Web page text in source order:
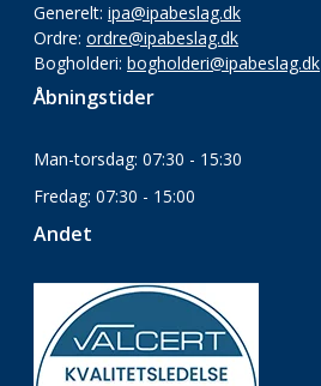
Generelt: ipa@ipabeslag.dk
Ordre: ordre@ipabeslag.dk
Bogholderi: bogholderi@ipabeslag.dk
Åbningstider
Man-torsdag: 07:30 - 15:30
Fredag: 07:30 - 15:00
Andet